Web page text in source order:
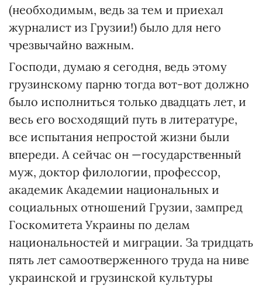
(необходимым, ведь за тем и приехал
журналист из Грузии!) было для него
чрезвычайно важным.
Господи, думаю я сегодня, ведь этому
грузинскому парню тогда вот-вот должно
было исполниться только двадцать лет, и
весь его восходящий путь в литературе,
все испытания непростой жизни были
впереди. А сейчас он —государственный
муж, доктор филологии, профессор,
академик Академии национальных и
социальных отношений Грузии, зампред
Госкомитета Украины по делам
национальностей и миграции. За тридцать
пять лет самоотверженного труда на ниве
украинской и грузинской культуры